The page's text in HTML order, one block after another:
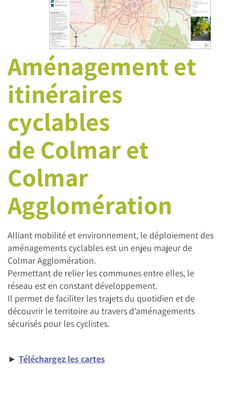
Aménagement et
itinéraires
cyclables
de Colmar et
Colmar
Agglomération
Alliant mobilité et environnement, le déploiement des
aménagements cyclables est un enjeu majeur de
Colmar Agglomération.
Permettant de relier les communes entre elles, le
réseau est en constant développement.
Il permet de faciliter les trajets du quotidien et de
découvrir le territoire au travers d’aménagements
sécurisés pour les cyclistes.
► Téléchargez les cartes